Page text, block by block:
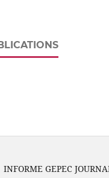
INFORME GEPEC